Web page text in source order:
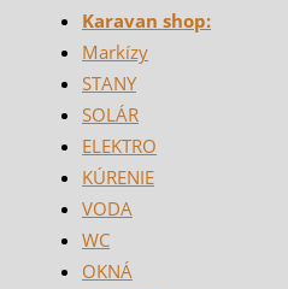
Karavan shop:
Markízy
STANY
SOLÁR
ELEKTRO
KÚRENIE
VODA
WC
OKNÁ